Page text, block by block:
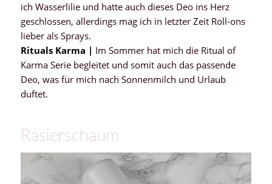
ich Wasserlilie und hatte auch dieses Deo ins Herz
geschlossen, allerdings mag ich in letzter Zeit Roll-ons
lieber als Sprays.
Rituals Karma | Im Sommer hat mich die Ritual of
Karma Serie begleitet und somit auch das passende
Deo, was für mich nach Sonnenmilch und Urlaub
duftet.
Rasierschaum